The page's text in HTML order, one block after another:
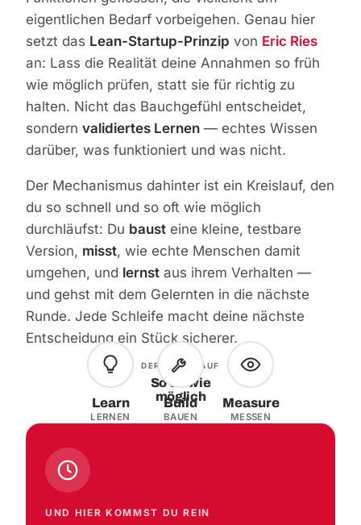
eigentlichen Bedarf vorbeigehen. Genau hier
setzt das Lean-Startup-Prinzip von Eric Ries
an: Lass die Realität deine Annahmen so früh
wie möglich prüfen, statt sie für richtig zu
halten. Nicht das Bauchgefühl entscheidet,
sondern validiertes Lernen — echtes Wissen
darüber, was funktioniert und was nicht.
Der Mechanismus dahinter ist ein Kreislauf, den
du so schnell und so oft wie möglich
durchläufst: Du baust eine kleine, testbare
Version, misst, wie echte Menschen damit
umgehen, und lernst aus ihrem Verhalten —
und gehst mit dem Gelernten in die nächste
Runde. Jede Schleife macht deine nächste
Entscheidung ein Stück sicherer.
DER KREISLAUF
So oft wie
möglich
Build
BAUEN
Measure
MESSEN
Learn
LERNEN
UND HIER KOMMST DU REIN